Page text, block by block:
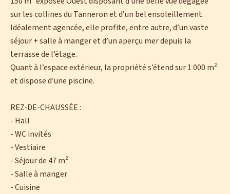
sur les collines du Tanneron et d’un bel ensoleillement.
Idéalement agencée, elle profite, entre autre, d’un vaste
séjour + salle à manger et d’un aperçu mer depuis la
terrasse de l’étage.
Quant à l’espace extérieur, la propriété s’étend sur 1 000 m²
et dispose d’une piscine.
REZ-DE-CHAUSSÉE :
- Hall
- WC invités
- Vestiaire
- Séjour de 47 m²
- Salle à manger
- Cuisine